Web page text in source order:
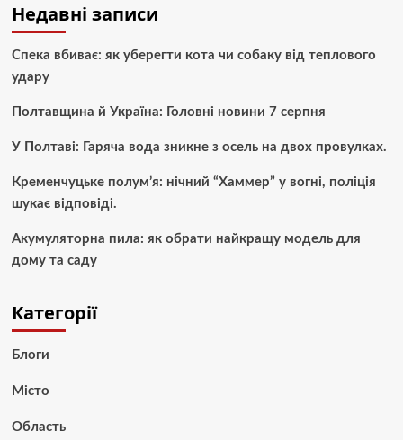
Недавні записи
Спека вбиває: як уберегти кота чи собаку від теплового
удару
Полтавщина й Україна: Головні новини 7 серпня
У Полтаві: Гаряча вода зникне з осель на двох провулках.
Кременчуцьке полум’я: нічний “Хаммер” у вогні, поліція
шукає відповіді.
Акумуляторна пила: як обрати найкращу модель для
дому та саду
Категорії
Блоги
Місто
Область